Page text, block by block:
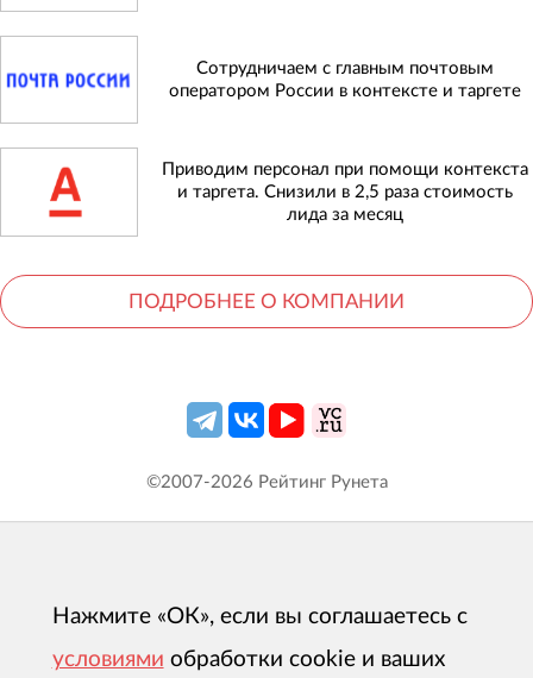
Сотрудничаем с главным почтовым
оператором России в контексте и таргете
Приводим персонал при помощи контекста
и таргета. Снизили в 2,5 раза стоимость
лида за месяц
ПОДРОБНЕЕ О КОМПАНИИ
©2007-2026 Рейтинг Рунета
Нажмите «ОК», если вы соглашаетесь с
условиями обработки cookie и ваших